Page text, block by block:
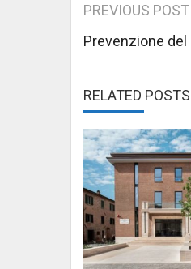
Post
PREVIOUS POST
Prevenzione
RELATED POSTS